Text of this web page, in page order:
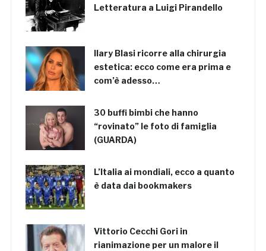
Letteratura a Luigi Pirandello
Ilary Blasi ricorre alla chirurgia
estetica: ecco come era prima e
com’è adesso…
30 buffi bimbi che hanno
“rovinato” le foto di famiglia
(GUARDA)
L’Italia ai mondiali, ecco a quanto
è data dai bookmakers
Vittorio Cecchi Gori in
rianimazione per un malore il